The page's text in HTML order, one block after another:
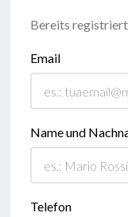
Bereits
Email
Name und
Telefon